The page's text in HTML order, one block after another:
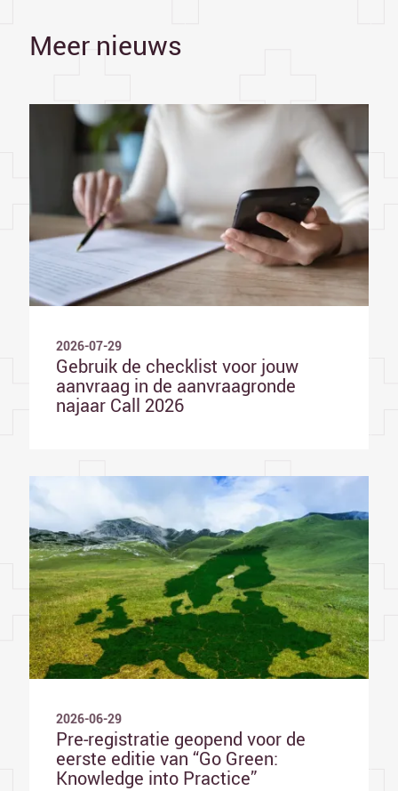
Meer nieuws
2026-07-29
Gebruik de checklist voor jouw
aanvraag in de aanvraagronde
najaar Call 2026
2026-06-29
Pre-registratie geopend voor de
eerste editie van “Go Green:
Knowledge into Practice”